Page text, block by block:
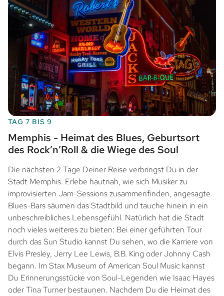
TAG 7 BIS 9
Memphis - Heimat des Blues, Geburtsort
des Rock’n’Roll & die Wiege des Soul
Die nächsten 2 Tage Deiner Reise verbringst Du in der
Stadt Memphis. Erlebe hautnah, wie sich Musiker zu
improvisierten Jam-Sessions zusammenfinden, angesagte
Blues-Bars säumen das Stadtbild und tauche hinein in ein
unbeschreibliches Lebensgefühl. Natürlich hat die Stadt
noch vieles weiteres zu bieten: Bei einer geführten Tour
durch das Sun Studio kannst Du sehen, wo die Karriere von
Elvis Presley, Jerry Lee Lewis, B.B. King oder Johnny Cash
begann. Im Stax Museum of American Soul Music kannst
Du Erinnerungsstücke von Soul-Legenden wie Isaac Hayes
oder Tina Turner bestaunen. Nachdem Du die Heimat des